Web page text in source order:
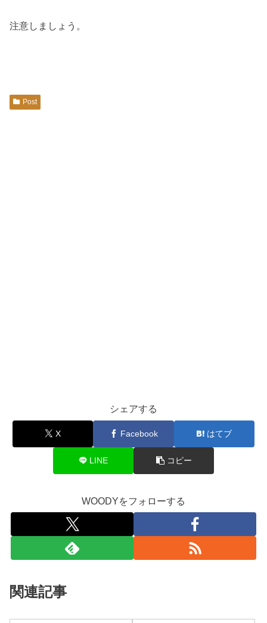
注意しましょう。
Post
シェアする
X Facebook はてブ
LINE コピー
WOODYをフォローする
関連記事